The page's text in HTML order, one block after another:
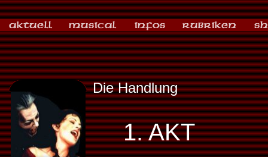
Die Handlung
1. AKT